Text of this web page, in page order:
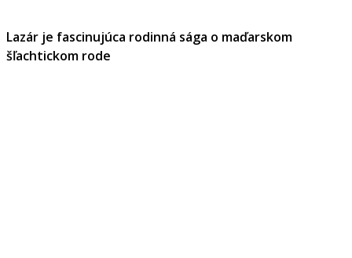
Lazár je fascinujúca rodinná sága o maďarskom
šľachtickom rode